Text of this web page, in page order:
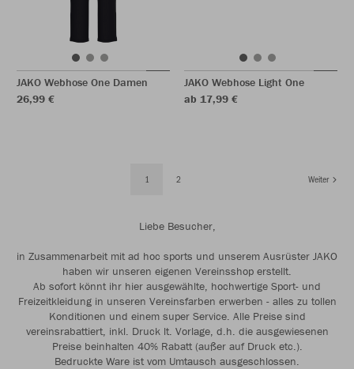
JAKO Webhose One Damen
26,99 €
JAKO Webhose Light One
ab 17,99 €
1 2 Weiter
Liebe Besucher,
in Zusammenarbeit mit ad hoc sports und unserem Ausrüster JAKO
haben wir unseren eigenen Vereinsshop erstellt.
Ab sofort könnt ihr hier ausgewählte, hochwertige Sport- und
Freizeitkleidung in unseren Vereinsfarben erwerben - alles zu tollen
Konditionen und einem super Service. Alle Preise sind
vereinsrabattiert, inkl. Druck lt. Vorlage, d.h. die ausgewiesenen
Preise beinhalten 40% Rabatt (außer auf Druck etc.).
Bedruckte Ware ist vom Umtausch ausgeschlossen.